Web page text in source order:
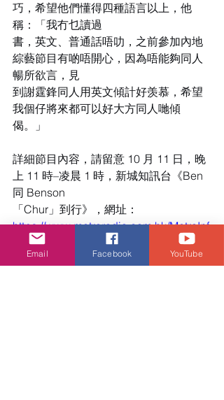
巧，希望他們懂得四種語言以上，他
稱：「我冇乜讀過
書，英文、普通話唔叻，之前參加內地
綜藝節目有啲唔開心，因為唔能夠同人
暢所欲言，見
到謝霆鋒同人用英文傾計好羡慕，希望
我個仔將來都可以好大方同人哋傾
偈。」
詳細節目內容，請留意 10 月 11 日，晚
上 11 時–凌晨 1 時，新城知訊台《Ben
同 Benson
「Chur」到行》，網址：
https://www.metroradio.com.hk/MetroInf
Email Facebook YouTube